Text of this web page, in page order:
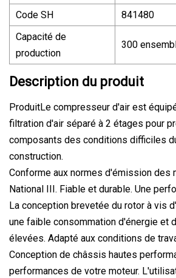
Code SH
841480
Capacité de
production
300
Description du produit
ProduitLe compresseur d'air est
filtration d'air séparé à 2 étages pour
composants des conditions difficiles
construction.
Conforme aux normes d'émission des
National III. Fiable et durable. Une
La conception brevetée du rotor à vis
une faible consommation d'énergie et
élevées. Adapté aux conditions de
Conception de châssis hautes
performances de votre moteur.